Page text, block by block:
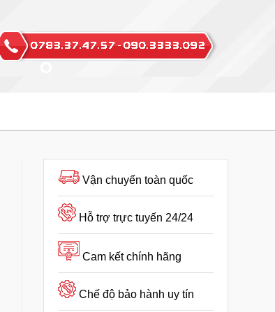
Vận chuyển toàn quốc
Hỗ trợ trực tuyến 24/24
Cam kết chính hãng
Chế độ bảo hành uy tín